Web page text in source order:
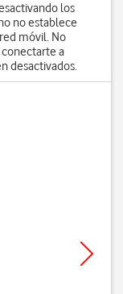
los
no establece
móvil. No
a
desactivados.